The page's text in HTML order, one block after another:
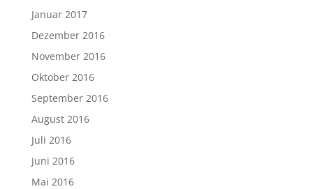
Januar 2017
Dezember 2016
November 2016
Oktober 2016
September 2016
August 2016
Juli 2016
Juni 2016
Mai 2016